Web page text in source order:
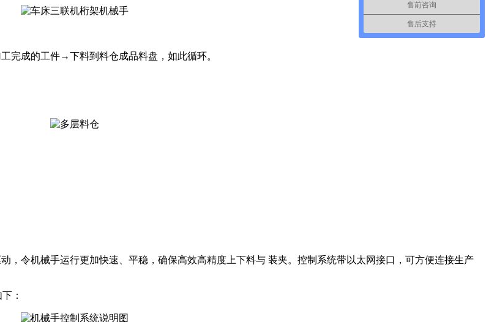
完成的工件→下料到料仓成品料盘，如此循环。
，令机械手运行更加快速、平稳，确保高效高精度上下料与 装夹。控制系统带以太网接口，可方便连接生产
：
售前咨询
售后支持